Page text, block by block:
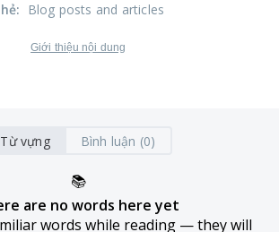
: Blog posts and articles
Giới thiệu nội dung
Từ vựng Bình luận (0)
📚
are no words here yet
words while reading — they will